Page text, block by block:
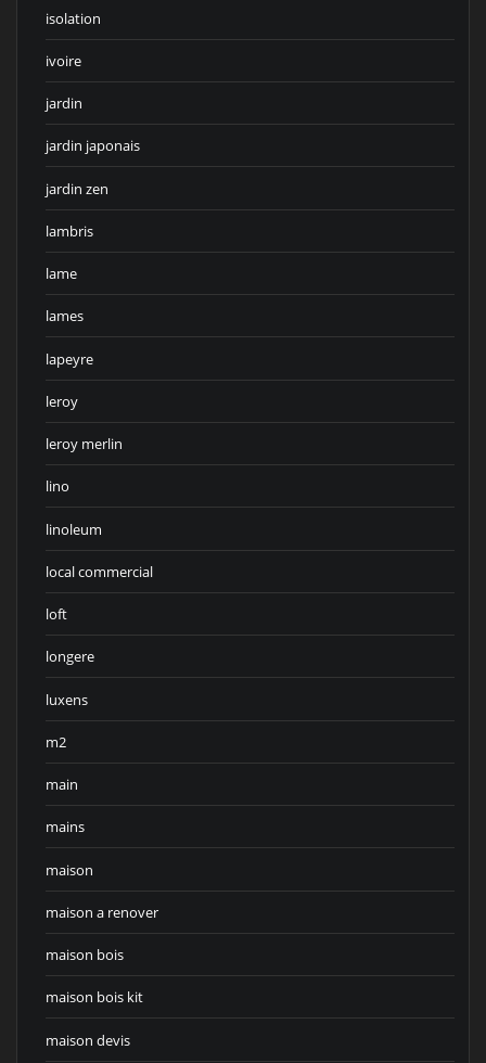
isolation
ivoire
jardin
jardin japonais
jardin zen
lambris
lame
lames
lapeyre
leroy
leroy merlin
lino
linoleum
local commercial
loft
longere
luxens
m2
main
mains
maison
maison a renover
maison bois
maison bois kit
maison devis